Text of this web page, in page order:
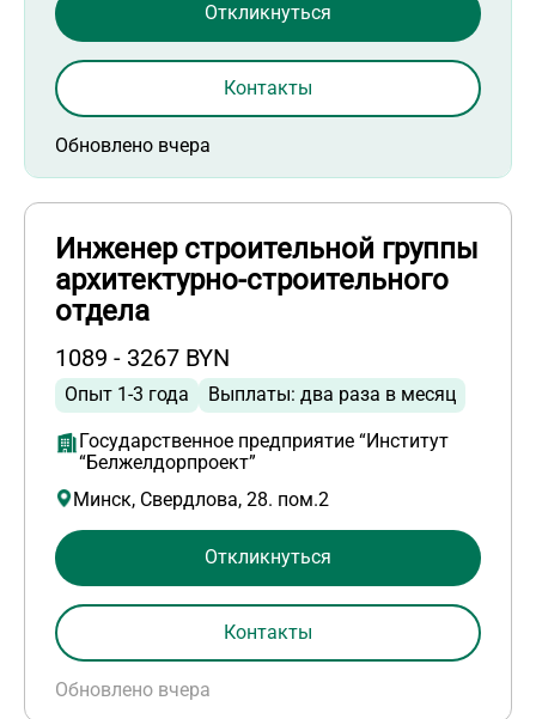
Обновлено вчера
Откликнуться
Контакты
Инженер строительной группы
архитектурно-строительного
отдела
1089 - 3267 BYN
Опыт 1-3 года Выплаты: два раза в месяц
Государственное предприятие “Институт
“Белжелдорпроект”
Минск, Свердлова, 28. пом.2
Обновлено вчера
Откликнуться
Контакты